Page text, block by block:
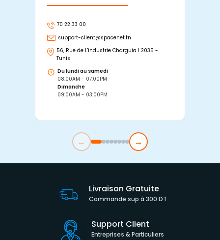
70 22 33 00
support-client@spacenet.tn
56, Rue de L'industrie Charguia I 2035 -
Tunis
Du lundi au samedi
08:00AM - 07:00PM
Dimanche
09:00AM - 03:00PM
← →
Livraison Gratuite
Commande sup à 300 DT
Support Client
Entreprises & Particuliers